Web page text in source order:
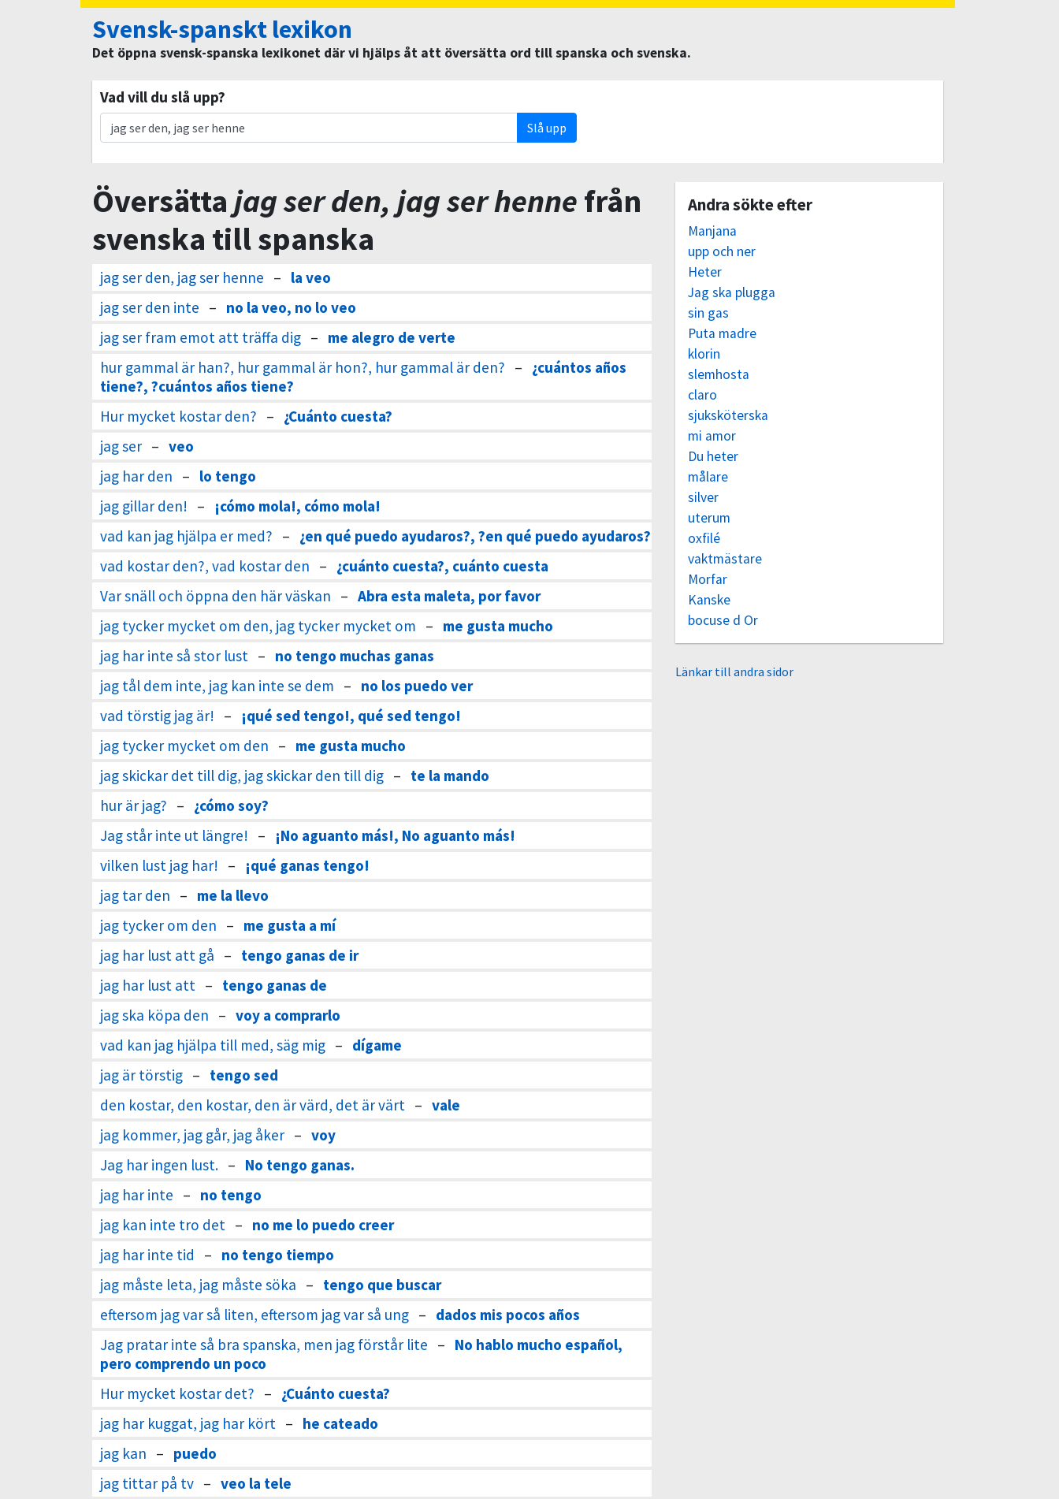
Svensk-spanskt lexikon
Det öppna svensk-spanska lexikonet där vi hjälps åt att översätta ord till spanska och svenska.
Vad vill du slå upp?
Slå upp
Översätta jag ser den, jag ser henne från
svenska till spanska
jag ser den, jag ser henne – la veo
jag ser den inte – no la veo, no lo veo
jag ser fram emot att träffa dig – me alegro de verte
hur gammal är han?, hur gammal är hon?, hur gammal är den? – ¿cuántos años
tiene?, ?cuántos años tiene?
Hur mycket kostar den? – ¿Cuánto cuesta?
jag ser – veo
jag har den – lo tengo
jag gillar den! –
¡cómo mola!, cómo mola!
vad kan jag hjälpa er med? – ¿en qué puedo ayudaros?, ?en qué puedo ayudaros?
vad kostar den?, vad kostar den – ¿cuánto cuesta?, cuánto cuesta
Var snäll och öppna den här väskan – Abra esta maleta, por favor
jag tycker mycket om den, jag tycker mycket om – me gusta mucho
jag har inte så stor lust – no tengo muchas ganas
jag tål dem inte, jag kan inte se dem – no los puedo ver
vad törstig jag är! –
¡qué sed tengo!, qué sed tengo!
jag tycker mycket om den – me gusta mucho
jag skickar det till dig, jag skickar den till dig – te la mando
hur är jag? – ¿cómo soy?
Jag står inte ut längre! –
¡No aguanto más!, No aguanto más!
vilken lust jag har! –
¡qué ganas tengo!
jag tar den – me la llevo
jag tycker om den – me gusta a mí
jag har lust att gå – tengo ganas de ir
jag har lust att – tengo ganas de
jag ska köpa den – voy a comprarlo
vad kan jag hjälpa till med, säg mig – dígame
jag är törstig – tengo sed
den kostar, den kostar, den är värd, det är värt – vale
jag kommer, jag går, jag åker – voy
Jag har ingen lust. – No tengo ganas.
jag har inte – no tengo
jag kan inte tro det – no me lo puedo creer
jag har inte tid
– no tengo tiempo
jag måste leta, jag måste söka – tengo que buscar
eftersom jag var så liten, eftersom jag var så ung – dados mis pocos años
Jag pratar inte så bra spanska, men jag förstår lite – No hablo mucho español,
pero comprendo un poco
Hur mycket kostar det? – ¿Cuánto cuesta?
jag har kuggat, jag har kört – he cateado
jag kan – puedo
jag tittar på tv – veo la tele
Andra sökte efter
Manjana
upp och ner
Heter
Jag ska plugga
sin gas
Puta madre
klorin
slemhosta
claro
sjuksköterska
mi amor
Du heter
målare
silver
uterum
oxfilé
vaktmästare
Morfar
Kanske
bocuse d Or
Länkar till andra sidor